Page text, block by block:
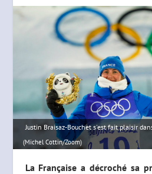
Justin Braisaz-Bouchet s'est fait plaisir
(Michel Cottin/Zoom)
La Française a décroché sa